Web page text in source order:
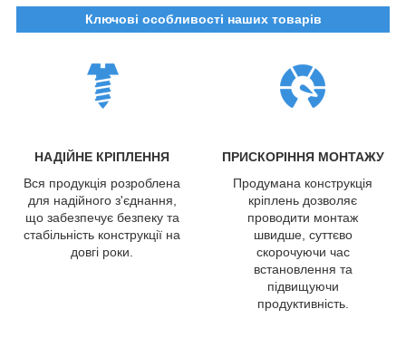
Ключові особливості наших товарів
НАДІЙНЕ КРІПЛЕННЯ
ПРИСКОРІННЯ МОНТАЖУ
Вся продукція розроблена
для надійного з'єднання,
що забезпечує безпеку та
стабільність конструкції на
довгі роки.
Продумана конструкція
кріплень дозволяє
проводити монтаж
швидше, суттєво
скорочуючи час
встановлення та
підвищуючи
продуктивність.